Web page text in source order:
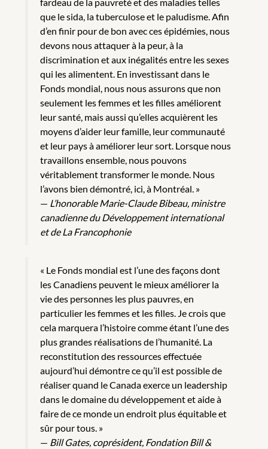
que le sida, la tuberculose et le paludisme. Afin
d’en finir pour de bon avec ces épidémies, nous
devons nous attaquer à la peur, à la
discrimination et aux inégalités entre les sexes
qui les alimentent. En investissant dans le
Fonds mondial, nous nous assurons que non
seulement les femmes et les filles améliorent
leur santé, mais aussi qu’elles acquièrent les
moyens d’aider leur famille, leur communauté
et leur pays à améliorer leur sort. Lorsque nous
travaillons ensemble, nous pouvons
véritablement transformer le monde. Nous
l’avons bien démontré, ici, à Montréal. »
— L’honorable Marie-Claude Bibeau, ministre
canadienne du Développement international
et de La Francophonie
« Le Fonds mondial est l’une des façons dont
les Canadiens peuvent le mieux améliorer la
vie des personnes les plus pauvres, en
particulier les femmes et les filles. Je crois que
cela marquera l’histoire comme étant l’une des
plus grandes réalisations de l’humanité. La
reconstitution des ressources effectuée
aujourd’hui démontre ce qu’il est possible de
réaliser quand le Canada exerce un leadership
dans le domaine du développement et aide à
faire de ce monde un endroit plus équitable et
sûr pour tous. »
— Bill Gates, coprésident, Fondation Bill &